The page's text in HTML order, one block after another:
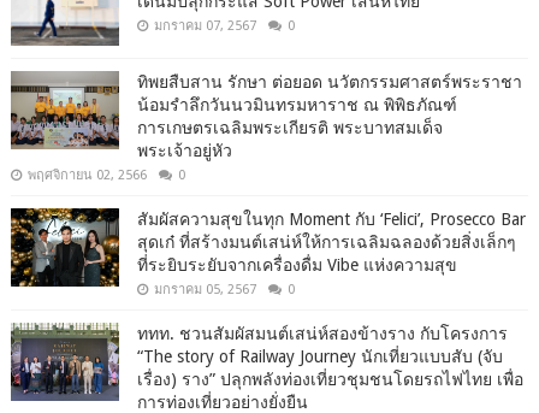
มกราคม 07, 2567 0
ทิพยสืบสาน รักษา ต่อยอด นวัตกรรมศาสตร์พระราชา
น้อมรำลึกวันนวมินทรมหาราช ณ พิพิธภัณฑ์
การเกษตรเฉลิมพระเกียรติ พระบาทสมเด็จ
พระเจ้าอยู่หัว
พฤศจิกายน 02, 2566 0
สัมผัสความสุขในทุก Moment กับ ‘Felici’, Prosecco Bar
สุดเก๋ ที่สร้างมนต์เสน่ห์ให้การเฉลิมฉลองด้วยสิ่งเล็กๆ
ที่ระยิบระยับจากเครื่องดื่ม Vibe แห่งความสุข
มกราคม 05, 2567 0
ททท. ชวนสัมผัสมนต์เสน่ห์สองข้างราง กับโครงการ
“The story of Railway Journey นักเที่ยวแบบสับ (จับ
เรื่อง) ราง” ปลุกพลังท่องเที่ยวชุมชนโดยรถไฟไทย เพื่อ
การท่องเที่ยวอย่างยั่งยืน